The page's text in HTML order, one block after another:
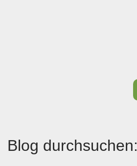
Blog durchsuchen: